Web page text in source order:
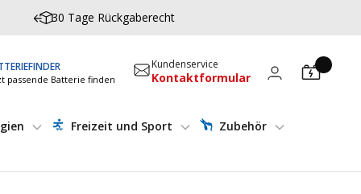
30 Tage Rückgaberecht
passende Batterie finden
Kundenservice
Kontaktformular
Freizeit und Sport
Zubehör